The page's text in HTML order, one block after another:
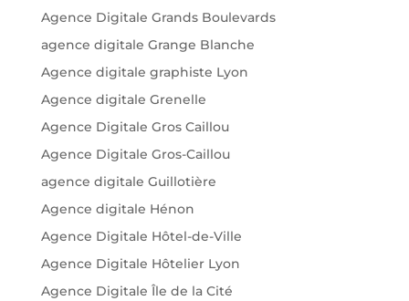
Agence Digitale Grands Boulevards
agence digitale Grange Blanche
Agence digitale graphiste Lyon
Agence digitale Grenelle
Agence Digitale Gros Caillou
Agence Digitale Gros-Caillou
agence digitale Guillotière
Agence digitale Hénon
Agence Digitale Hôtel-de-Ville
Agence Digitale Hôtelier Lyon
Agence Digitale Île de la Cité